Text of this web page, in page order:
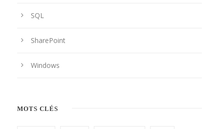
SQL
SharePoint
Windows
MOTS CLÉS